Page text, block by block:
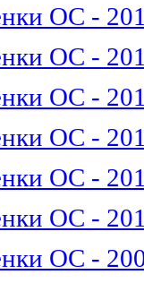
ОС -
ОС -
ОС -
ОС -
ОС -
ОС -
ОС -